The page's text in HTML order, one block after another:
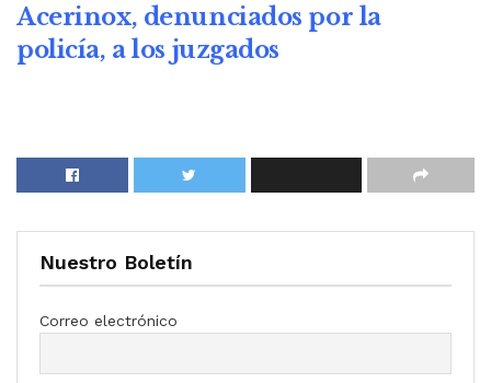
Acerinox, denunciados por la
policía, a los juzgados
Nuestro Boletín
Correo electrónico